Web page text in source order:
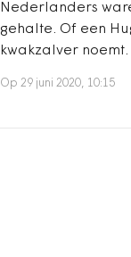
Nederlanders
gehalte. Of een
kwakzalver
Op 29 juni 2020, 10:15